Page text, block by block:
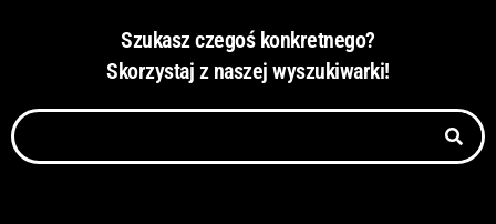
Szukasz czegoś konkretnego?
Skorzystaj z naszej wyszukiwarki!
Szukaj